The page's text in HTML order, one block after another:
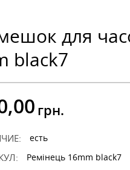
для
black7
грн.
есть
Ремінець 16mm black7